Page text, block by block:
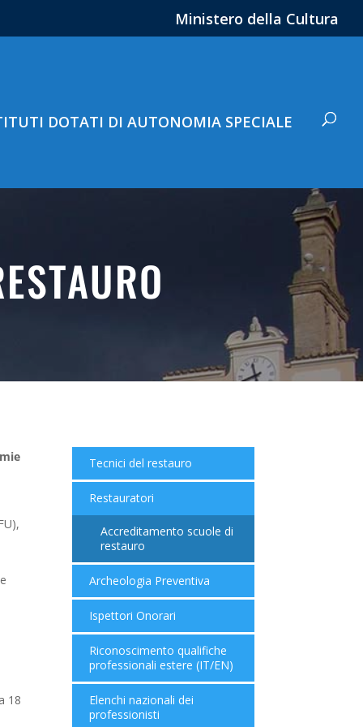
Ministero della Cultura
DOTATI DI AUTONOMIA SPECIALE
18
Tecnici del restauro
Restauratori
Accreditamento scuole di
restauro
Archeologia Preventiva
Ispettori Onorari
Riconoscimento qualifiche
professionali estere (IT/EN)
Elenchi nazionali dei
professionisti